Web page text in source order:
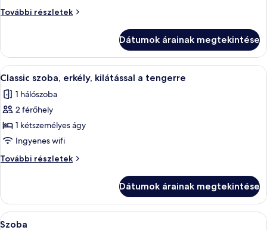
1
a
tengerre
További részletek
Classic
kilátással
tengerre
részletei
Dátumok árainak megtekintése
A
következő
szoba
összes
képének
megtekintése:
Classic
szoba,
kilátással
tengerre
Egy gondosan megterített ágy,
7
Classic szoba, erkély, kilátással a tengerre
1 hálószoba
2 férőhely
1 kétszemélyes ágy
Ingyenes wifi
További részletek
Classic
a
tengerre
további
Dátumok árainak megtekintése
A
Széf a szobában, íróasztal és
1
Szoba